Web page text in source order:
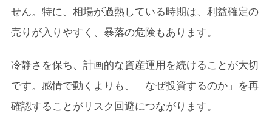
せん。特に、相場が過熱している時期は、利益確定の
売りが入りやすく、暴落の危険もあります。
冷静さを保ち、計画的な資産運用を続けることが大切
です。感情で動くよりも、「なぜ投資するのか」を再
確認することがリスク回避につながります。